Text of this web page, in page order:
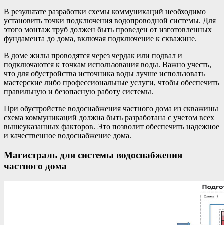
В результате разработки схемы коммуникаций необходимо
установить точки подключения водопроводной системы. Для
этого монтаж труб должен быть проведен от изготовленных
фундамента до дома, включая подключение к скважине.
В доме жилы проводятся через чердак или подвал и
подключаются к точкам использования воды. Важно учесть,
что для обустройства источника воды лучше использовать
мастерские либо профессиональные услуги, чтобы обеспечить
правильную и безопасную работу системы.
При обустройстве водоснабжения частного дома из скважины
схема коммуникаций должна быть разработана с учетом всех
вышеуказанных факторов. Это позволит обеспечить надежное
и качественное водоснабжение дома.
Магистраль для системы водоснабжения
частного дома